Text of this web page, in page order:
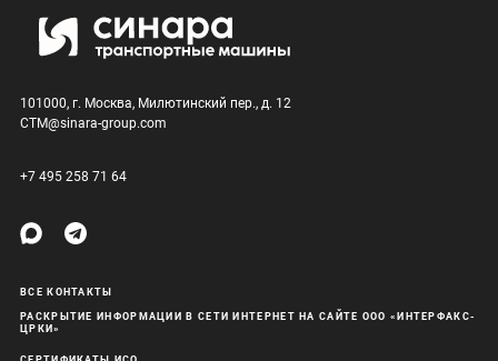
101000, г. Москва, Милютинский пер., д. 12
CTM@sinara-group.com
+7 495 258 71 64
ВСЕ КОНТАКТЫ
РАСКРЫТИЕ ИНФОРМАЦИИ В СЕТИ ИНТЕРНЕТ НА САЙТЕ ООО «ИНТЕРФАКС-
ЦРКИ»